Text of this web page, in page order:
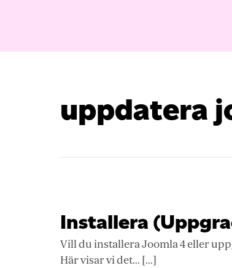
uppdatera
Installera
Vill du installera Joomla 4 eller
Här visar vi det... [...]